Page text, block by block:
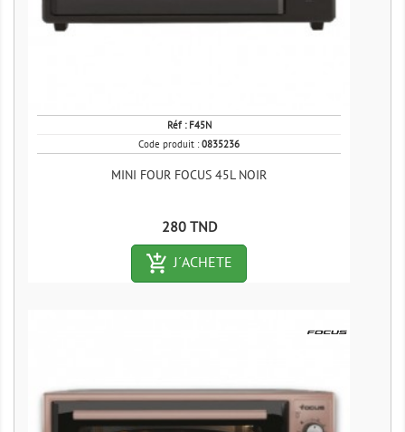
Réf : F45N
Code produit :0835236
MINI FOUR FOCUS 45L NOIR
Prix
280 TND
add_shopping_cart-outlined
J´ACHETE